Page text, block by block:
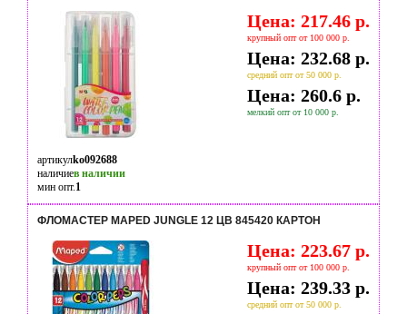
Цена: 217.46 р.
крупный опт от 100 000 р.
Цена: 232.68 р.
средний опт от 50 000 р.
Цена: 260.6 р.
мелкий опт от 10 000 р.
артикулko092688
наличиев наличии
мин опт.1
ФЛОМАСТЕР MAPED JUNGLE 12 ЦВ 845420 КАРТОН
Цена: 223.67 р.
крупный опт от 100 000 р.
Цена: 239.33 р.
средний опт от 50 000 р.